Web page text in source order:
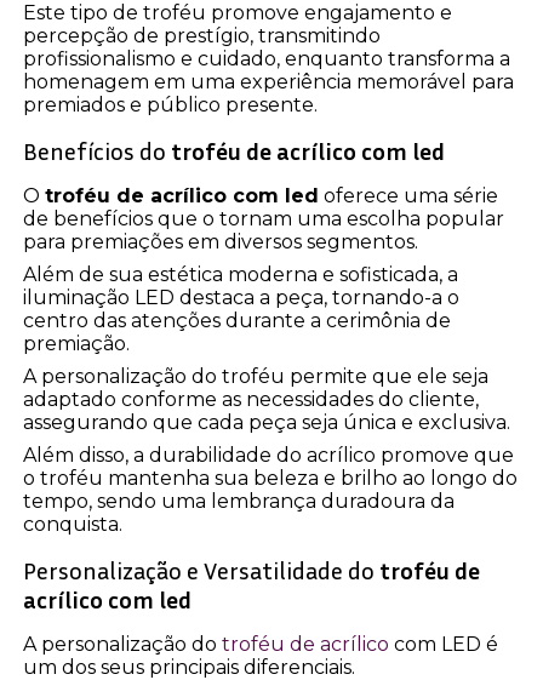
Este tipo de troféu promove engajamento e
percepção de prestígio, transmitindo
profissionalismo e cuidado, enquanto transforma a
homenagem em uma experiência memorável para
premiados e público presente.
Benefícios do troféu de acrílico com led
Otroféu de acrílico com led oferece uma série
de benefícios que o tornam uma escolha popular
para premiações em diversos segmentos.
Além de sua estética moderna e sofisticada, a
iluminação LED destaca a peça, tornando-a o
centro das atenções durante a cerimônia de
premiação.
A personalização do troféu permite que ele seja
adaptado conforme as necessidades do cliente,
assegurando que cada peça seja única e exclusiva.
Além disso, a durabilidade do acrílico promove que
o troféu mantenha sua beleza e brilho ao longo do
tempo, sendo uma lembrança duradoura da
conquista.
Personalização e Versatilidade do troféu de
acrílico com led
A personalização dotroféu de acrílico com LED é
um dos seus principais diferenciais.